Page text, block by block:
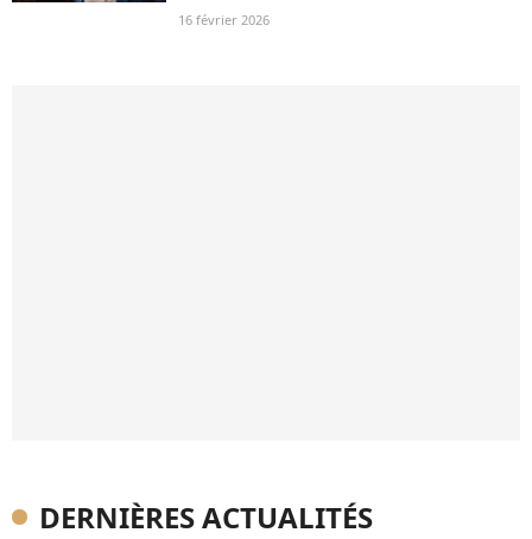
16 février 2026
DERNIÈRES ACTUALITÉS